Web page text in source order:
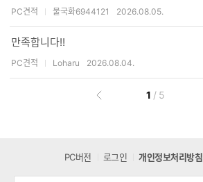
PC견적 물국화6944121 2026.08.05.
만족합니다!!
PC견적 Loharu 2026.08.04.
이
지
현
지
1 / 총
5
PC버전 로그인 개인정보처리방침